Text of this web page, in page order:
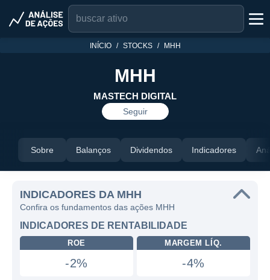
INÍCIO STOCKS MHH
MHH
MASTECH DIGITAL
Seguir
Sobre Balanços Dividendos Indicadores
INDICADORES DA MHH
Confira os fundamentos das ações MHH
INDICADORES DE RENTABILIDADE
ROE
-2%
MARGEM LÍQ.
-4%